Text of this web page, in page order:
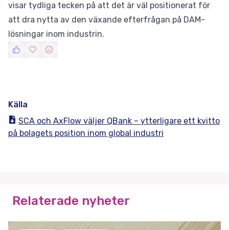
visar tydliga tecken på att det är väl positionerat för
att dra nytta av den växande efterfrågan på DAM-
lösningar inom industrin.
Källa
SCA och AxFlow väljer QBank – ytterligare ett kvitto
på bolagets position inom global industri
Relaterade nyheter